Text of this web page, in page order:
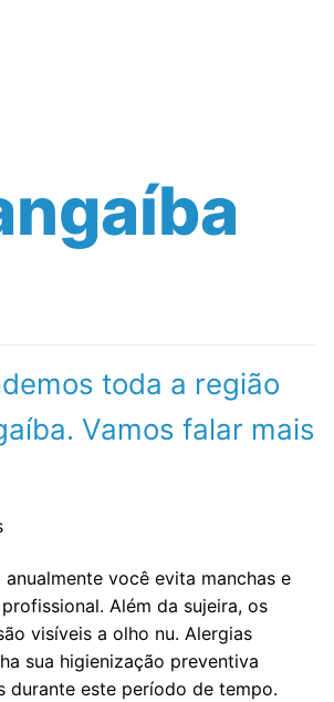
toda a região
Vamos falar mais
você evita manchas e
Além da sujeira, os
visíveis a olho nu. Alergias
sua higienização preventiva
durante este período de tempo.